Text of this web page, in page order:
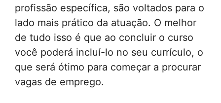
profissão específica, são voltados para o
lado mais prático da atuação. O melhor
de tudo isso é que ao concluir o curso
você poderá incluí-lo no seu currículo, o
que será ótimo para começar a procurar
vagas de emprego.